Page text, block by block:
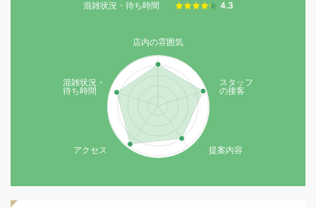
混雑状況・待ち時間
4.3
店内の雰囲気
スタッフ
の接客
提案内容
アクセス
混雑状況・
待ち時間